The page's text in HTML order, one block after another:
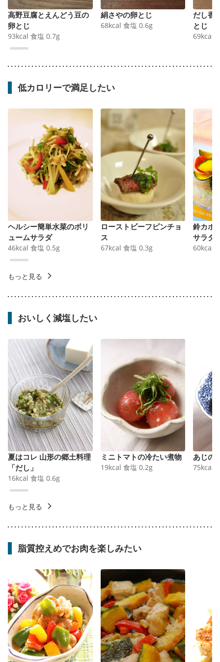
高野豆腐とえんどう豆の
卵とじ
93kcal 食塩 0.7g
絹さやの卵とじ
68kcal 食塩 0.6g
だし香
とじ
69kcal
低カロリーで満足したい
ヘルシー簡単水菜のボリ
ュームサラダ
46kcal 食塩 0.5g
ローストビーフピンチョ
ス
67kcal 食塩 0.3g
鈴カボ
サラダ
60kcal
もっと見る
おいしく減塩したい
夏はコレ 山形の郷土料理
「だし」
16kcal 食塩 0.6g
ミニトマトの冷たい煮物
19kcal 食塩 0.2g
あじの
75kcal
もっと見る
脂質控えめでお肉を楽しみたい